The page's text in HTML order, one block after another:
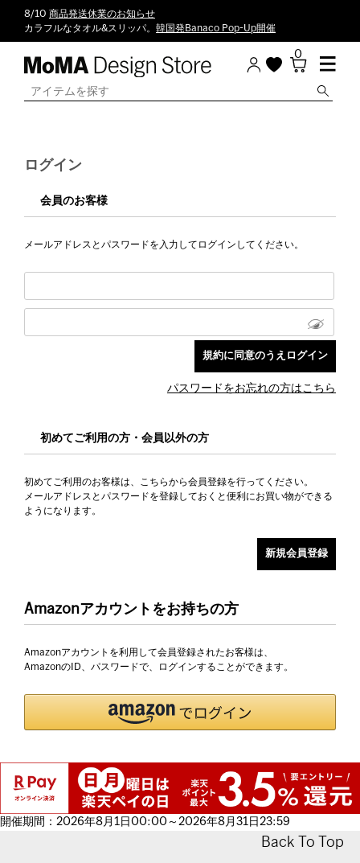
8/10 商品発送休業のお知らせ
カラフルなタオル&スリッパ。 韓国発Banaco Pop-Up開催
0
ログイン
会員のお客様
メールアドレスとパスワードを入力してログインしてください。
パスワードをお忘れの方はこちら
初めてご利用の方・会員以外の方
初めてご利用のお客様は、こちらから会員登録を行ってください。
メールアドレスとパスワードを登録しておくと便利にお買い物ができる
ようになります。
Amazonアカウントをお持ちの方
Amazonアカウントを利用して会員登録されたお客様は、
AmazonのID、パスワードで、ログインすることができます。
開催期間：2026年8月1日00:00～2026年8月31日23:59
Back To Top